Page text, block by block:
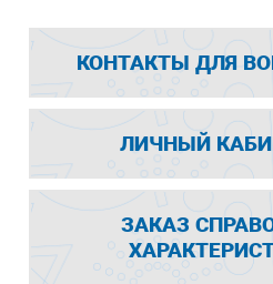
КОНТАКТЫ ДЛЯ
ЛИЧНЫЙ
ЗАКАЗ